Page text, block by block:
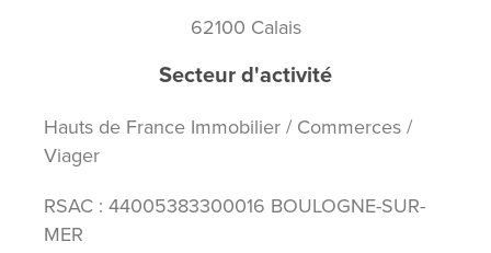
62100 Calais
Secteur d'activité
Hauts de France Immobilier / Commerces /
Viager
RSAC : 44005383300016 BOULOGNE-SUR-
MER